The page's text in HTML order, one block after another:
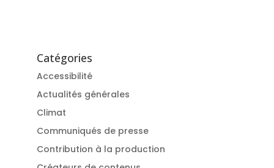
Catégories
Accessibilité
Actualités générales
Climat
Communiqués de presse
Contribution à la production